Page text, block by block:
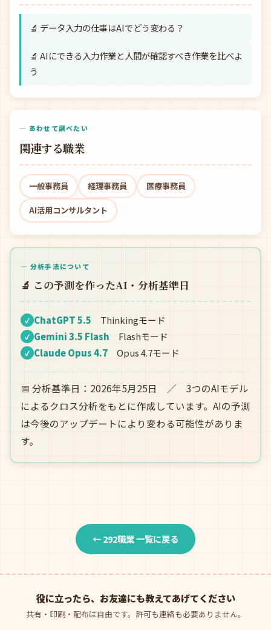
🔬 データ入力の仕事はAIでどう変わる？
🔬 AIにできる入力作業と人間が確認すべき作業を比べよ
う
— あわせて調べたい
関連する職業
一般事務員 経理事務員 医療事務員
AI活用コンサルタント
— 分析手法について
🔬 この予測を作ったAI・分析基準日
✓ ChatGPT 5.5 Thinkingモード
✓ Gemini 3.5 Flash Flashモード
✓ Claude Opus 4.7 Opus 4.7モード
📅 分析基準日：2026年5月25日 ／ 3つのAIモデル
によるクロス分析をもとに作成しています。AIの予測
は今後のアップデートにより変わる可能性がありま
す。
← 292職業 一覧に戻る
役に立ったら、お友達にも教えてあげてください
共有・印刷・配布は自由です。許可も連絡も必要ありません。